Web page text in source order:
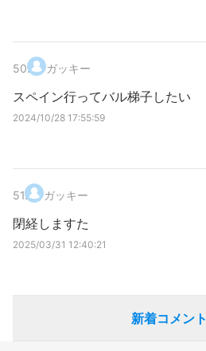
50. ガッキー
スペイン行ってバル梯子したい
2024/10/28 17:55:59
51. ガッキー
閉経しますた
2025/03/31 12:40:21
新着コメント